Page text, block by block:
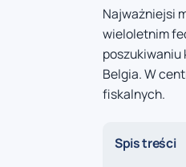
Najważniejsi
wieloletnim
poszukiwaniu
Belgia. W
fiskalnych.
Spis treści